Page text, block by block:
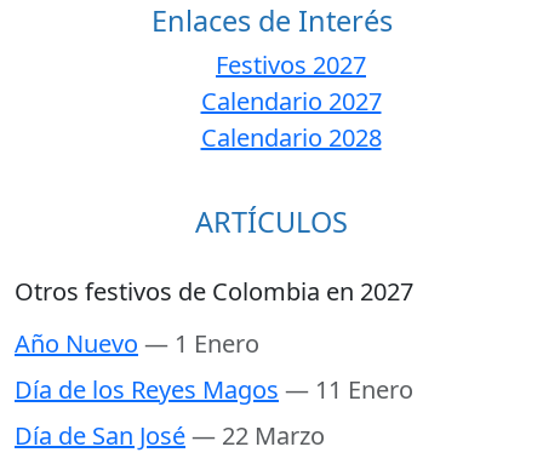
Enlaces de Interés
Festivos 2027
Calendario 2027
Calendario 2028
ARTÍCULOS
Otros festivos de Colombia en 2027
Año Nuevo — 1 Enero
Día de los Reyes Magos — 11 Enero
Día de San José— 22 Marzo